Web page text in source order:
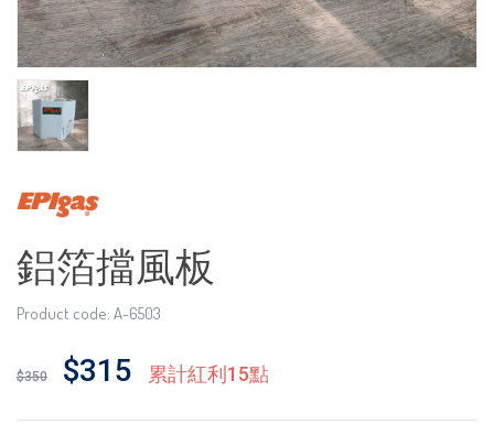
鋁箔擋風板
Product code: A-6503
$350 $315 累計紅利15點